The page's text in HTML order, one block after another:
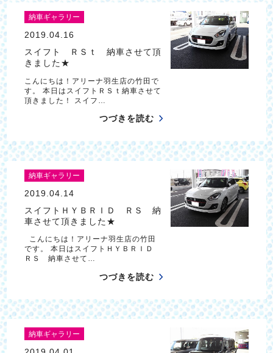
納車ギャラリー
2019.04.16
スイフト ＲＳｔ 納車させて頂
きました★
こんにちは！アリーナ羽生店の竹田で
す。 本日はスイフトＲＳｔ納車させて
頂きました！ スイフ…
つづきを読む
納車ギャラリー
2019.04.14
スイフトＨＹＢＲＩＤ ＲＳ 納
車させて頂きました★
こんにちは！アリーナ羽生店の竹田
です。 本日はスイフトＨＹＢＲＩＤ
ＲＳ 納車させて…
つづきを読む
納車ギャラリー